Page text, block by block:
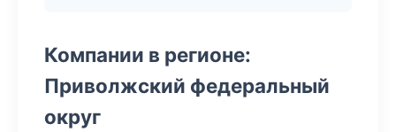
Компании в регионе:
Приволжский федеральный
округ